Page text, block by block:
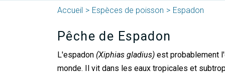
Accueil Espèces de poisson Espadon
Pêche de Espadon
L'espadon (Xiphias gladius) est probablement
monde. Il vit dans les eaux tropicales et